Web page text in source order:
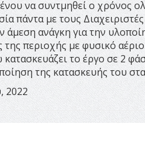
να συντμηθεί ο χρόνος
πάντα με τους
ανάγκη για την
περιοχής με φυσικό
το έργο σε 2
της κατασκευής του
2022